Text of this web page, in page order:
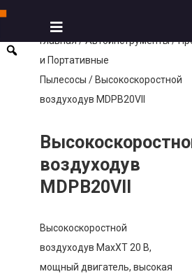
Главная/Автоинструменты/
и Портативные
Пылесосы / Высокоскоростной
воздуходув MDPB20VII
воздуходув
MDPB20VII
Высокоскоростной
воздуходув MaxXT 20 В,
мощный двигатель, высокая